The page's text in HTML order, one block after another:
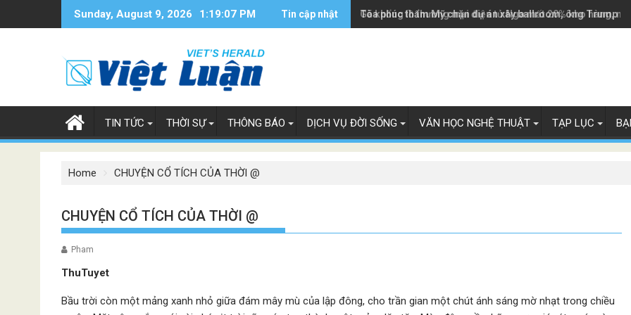
Sunday, August 9, 2026 1:19:08 PM Tin cập nhật Tòa phúc thẩm Mỹ chặn dự án xây ballroom, ông Trump
Gã khổng lồ thương mại điện tử Nga mất 20% kho hàng,
TIN TỨC THỜI SỰ THÔNG BÁO DỊCH VỤ ĐỜI SỐNG VĂN HỌC NGHỆ THUẬT TẠP LỤC
Home CHUYỆN CỔ TÍCH CỦA THỜI @
CHUYỆN CỔ TÍCH CỦA THỜI @
Pham
ThuTuyet
Bầu trời còn một mảng xanh nhỏ giữa đám mây mù của lập đông, cho trần gian một chút ánh sáng mờ nhạt trong chiều